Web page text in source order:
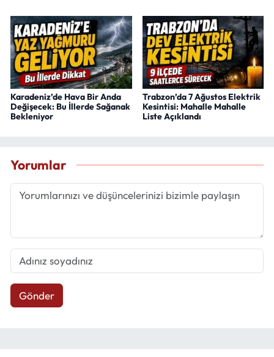
Karadeniz’de Hava Bir Anda
Değişecek: Bu İllerde Sağanak
Bekleniyor
Trabzon’da 7 Ağustos Elektrik
Kesintisi: Mahalle Mahalle
Liste Açıklandı
Yorumlar
Gönder